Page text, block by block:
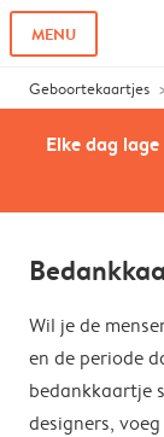
MENU
Geboortekaartjes
Elke dag
Wil je de
en de periode
bedankkaartje
designers,